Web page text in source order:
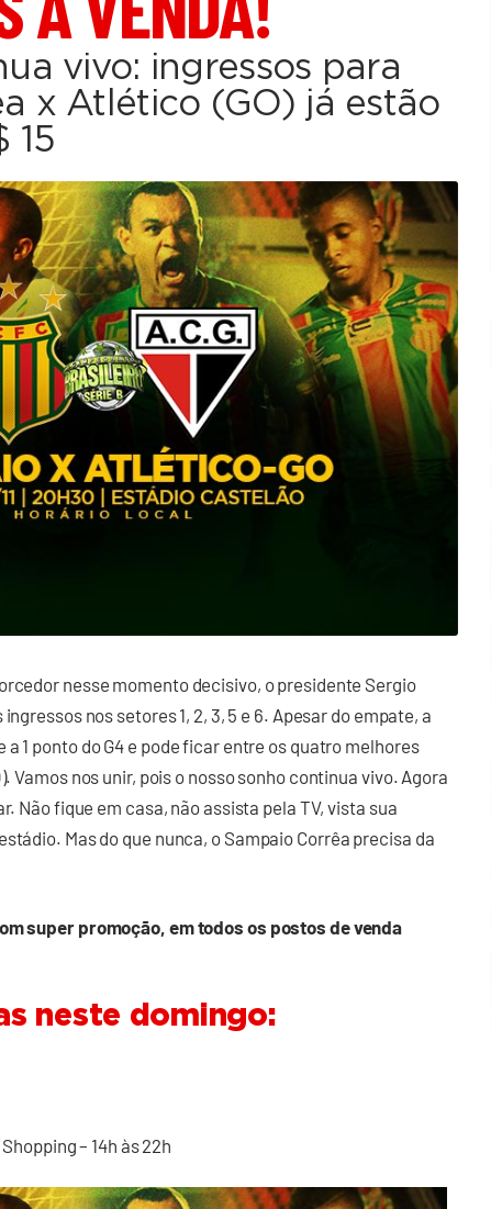
vivo: ingressos para
x Atlético (GO) já estão
15
nesse momento decisivo, o presidente Sergio
nos setores 1, 2, 3, 5 e 6. Apesar do empate, a
1 ponto do G4 e pode ficar entre os quatro melhores
Vamos nos unir, pois o nosso sonho continua vivo. Agora
Não fique em casa, não assista pela TV, vista sua
Mas do que nunca, o Sampaio Corrêa precisa da
super promoção, em todos os postos de venda
neste domingo:
– 14h às 22h